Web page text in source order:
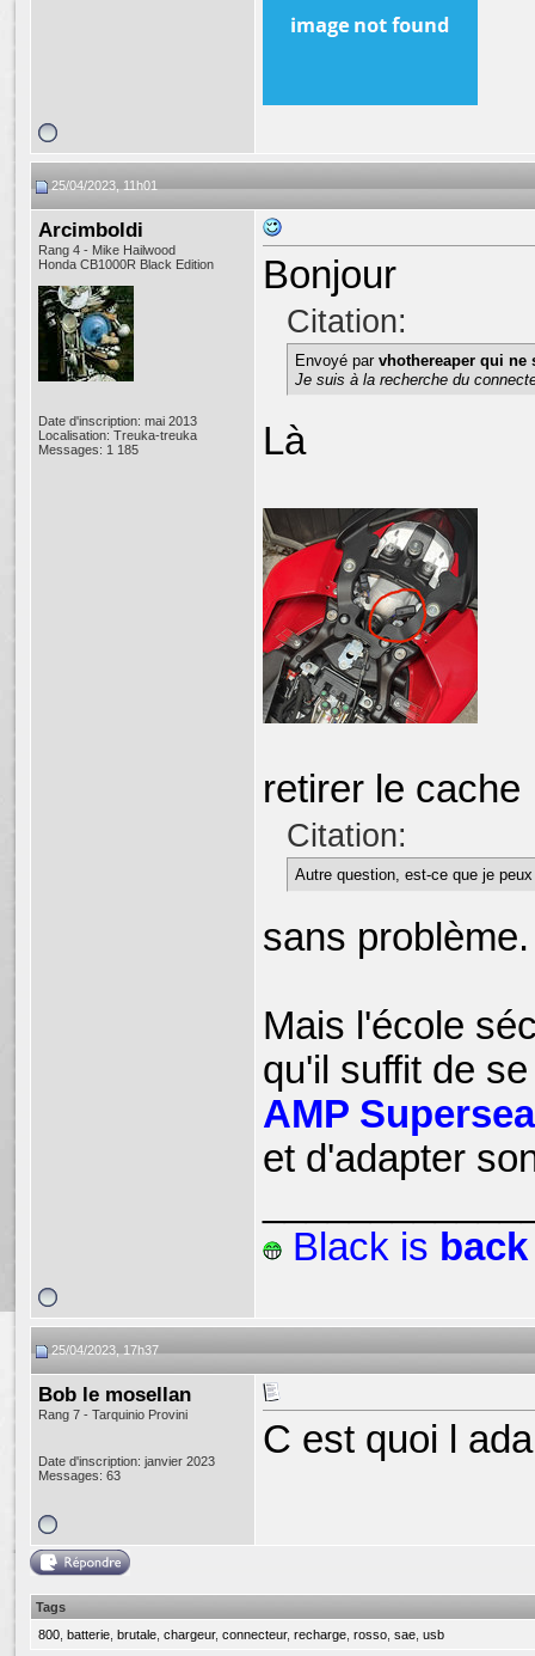
25/04/2023, 11h01
Arcimboldi
Rang 4 - Mike Hailwood
Honda CB1000R Black Edition
Date d'inscription: mai 2013
Localisation: Treuka-treuka
Messages: 1 185
Bonjour
Citation:
Envoyé par vhothereaper qui ne
Je suis à la recherche du
Là
retirer le cache
Citation:
Autre question, est-ce que je
sans problème.
Mais l'école
qu'il suffit de
AMP
et d'adapter
Black is back
25/04/2023, 17h37
Bob le mosellan
Rang 7 - Tarquinio Provini
Date d'inscription: janvier 2023
Messages: 63
C est quoi l
Tags
800 batterie brutale chargeur, connecteur, recharge rosso sae usb